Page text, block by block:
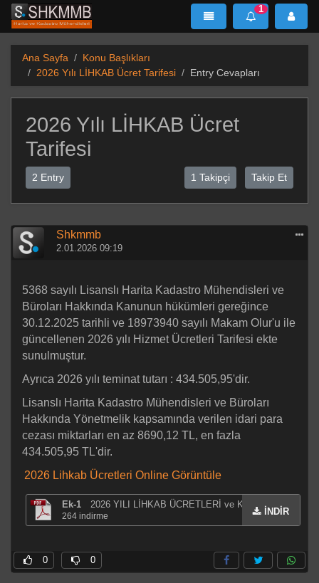
SHKMMB MenÜ Mesaj
1
Ana Sayfa
Konu Başlıkları
2026 Yılı LİHKAB Ücret Tarifesi
Entry Cevapları
2026 Yılı LİHKAB Ücret
Tarifesi
1 Takipçi Takip Et
2 Entry
Shkmmb
2.01.2026 09:19
5368 sayılı Lisanslı Harita Kadastro Mühendisleri ve
Büroları Hakkında Kanunun hükümleri gereğince
30.12.2025 tarihli ve 18973940 sayılı Makam Olur'u ile
güncellenen 2026 yılı Hizmet Ücretleri Tarifesi ekte
sunulmuştur.
Ayrıca 2026 yılı teminat tutarı : 434.505,95'dir.
Lisanslı Harita Kadastro Mühendisleri ve Büroları
Hakkında Yönetmelik kapsamında verilen idari para
cezası miktarları en az 8690,12 TL, en fazla
434.505,95 TL'dir.
2026 Lihkab Ücretleri Online Görüntüle
Ek-1
2026 YILI LİHKAB ÜCRETLERİ ve KATSAYILAR
264 indirme İNDİR
0 0